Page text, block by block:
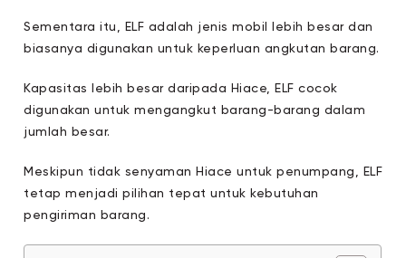
Sementara itu, ELF adalah jenis mobil lebih besar dan
biasanya digunakan untuk keperluan angkutan barang.
Kapasitas lebih besar daripada Hiace, ELF cocok
digunakan untuk mengangkut barang-barang dalam
jumlah besar.
Meskipun tidak senyaman Hiace untuk penumpang, ELF
tetap menjadi pilihan tepat untuk kebutuhan
pengiriman barang.